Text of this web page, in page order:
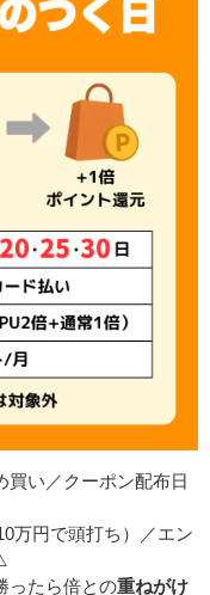
買い／クーポン配布日
万円で頭打ち）／エン
ったら倍との重ねがけ